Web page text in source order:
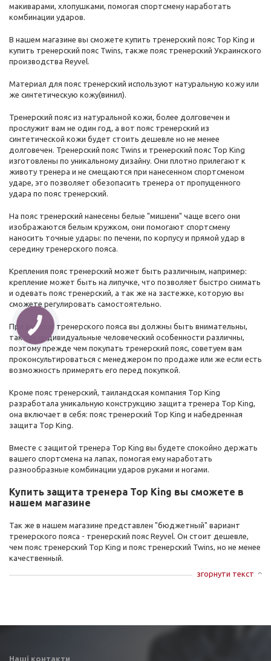
макиварами, хлопушками, помогая спортсмену наработать
комбинации ударов.
В нашем магазине вы сможете купить тренерский пояс Top King и
купить тренерский пояс Twins, также пояс тренерский Украинского
производства Reyvel.
Материал для пояс тренерский используют натуральную кожу или
же синтетическую кожу(винил).
Тренерский пояс из натуральной кожи, более долговечен и
прослужит вам не один год, а вот пояс тренерский из
синтетической кожи будет стоить дешевле но не менее
долговечен. Тренерский пояс Twins и тренерский пояс Top King
изготовлены по уникальному дизайну. Они плотно прилегают к
животу тренера и не смещаются при нанесенном спортсменом
ударе, это позволяет обезопасить тренера от пропущенного
удара по пояс тренерский.
На пояс тренерский нанесены белые "мишени" чаще всего они
изображаются белым кружком, они помогают спортсмену
наносить точные удары: по печени, по корпусу и прямой удар в
середину тренерского пояса.
Крепления пояс тренерский может быть различным, например:
крепление может быть на липучке, что позволяет быстро снимать
и одевать пояс тренерский, а так же на застежке, которую вы
сможете регулировать самостоятельно.
При выборе тренерского пояса вы должны быть внимательны,
так как индивидуальные человеческий особенности различны,
поэтому прежде чем покупать тренерский пояс, советуем вам
проконсультироваться с менеджером по продаже или же если есть
возможность примерять его перед покупкой.
Кроме пояс тренерский, таиландская компания Top King
разработала уникальную конструкцию защита тренера Top King,
она включает в себя: пояс тренерский Top King и набедренная
защита Top King.
Вместе с защитой тренера Top King вы будете спокойно держать
вашего спортсмена на лапах, помогая ему наработать
разнообразные комбинации ударов руками и ногами.
Купить защита тренера Top King вы сможете в
нашем магазине
Так же в нашем магазине представлен "бюджетный" вариант
тренерского пояса - тренерский пояс Reyvel. Он стоит дешевле,
чем пояс тренерский Top King и пояс тренерский Twins, но не менее
качественный.
згорнути текст
Наші контакти